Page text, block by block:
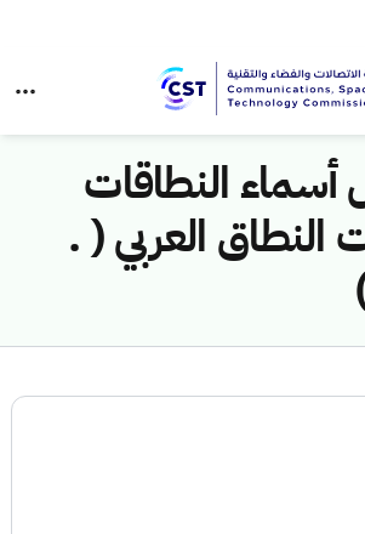
النطاقات
النطاق العربي ( .